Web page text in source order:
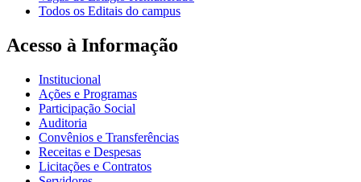
Todos os Editais do campus
Acesso à Informação
Institucional
Ações e Programas
Participação Social
Auditoria
Convênios e Transferências
Receitas e Despesas
Licitações e Contratos